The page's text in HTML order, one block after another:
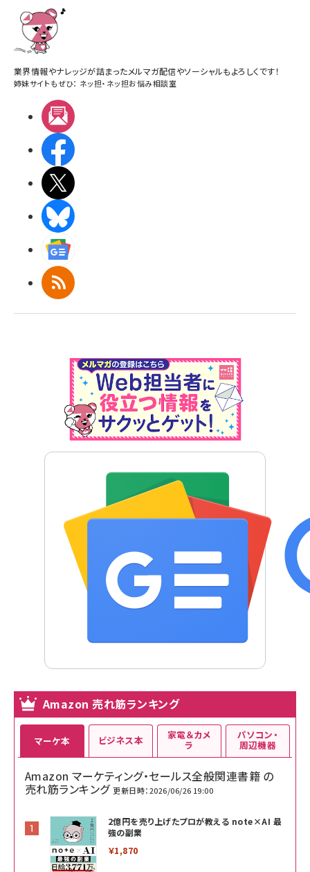
業界情報やナレッジが詰まったメルマガ配信やソーシャルもよろしくです！
姉妹サイトもぜひ： ネッ担・ ネッ担お悩み相談室
RSS
Amazon 売れ筋ランキング
マーケ本
Amazon マーケティング・セールス全般関連書籍 の
売れ筋ランキング 更新日時：2026/06/26 19:00
2億円を売り上げたプロが教える note×AI 最
強の副業
￥1,870
ビジネス本 家電＆カメ
ラ
パソコン・
周辺機器